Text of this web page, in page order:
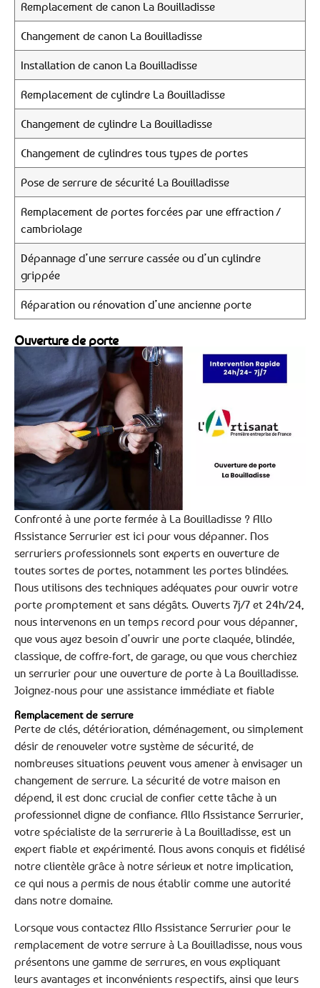
Remplacement de canon La Bouilladisse
Changement de canon La Bouilladisse
Installation de canon La Bouilladisse
Remplacement de cylindre La Bouilladisse
Changement de cylindre La Bouilladisse
Changement de cylindres tous types de portes
Pose de serrure de sécurité La Bouilladisse
Remplacement de portes forcées par une effraction /
cambriolage
Dépannage d’une serrure cassée ou d’un cylindre
grippée
Réparation ou rénovation d’une ancienne porte
Ouverture de porte
Confronté à une porte fermée à La Bouilladisse ? Allo
Assistance Serrurier est ici pour vous dépanner. Nos
serruriers professionnels sont experts en ouverture de
toutes sortes de portes, notamment les portes blindées.
Nous utilisons des techniques adéquates pour ouvrir votre
porte promptement et sans dégâts. Ouverts 7j/7 et 24h/24,
nous intervenons en un temps record pour vous dépanner,
que vous ayez besoin d’ouvrir une porte claquée, blindée,
classique, de coffre-fort, de garage, ou que vous cherchiez
un serrurier pour une ouverture de porte à La Bouilladisse.
Joignez-nous pour une assistance immédiate et fiable
Remplacement de serrure
Perte de clés, détérioration, déménagement, ou simplement
désir de renouveler votre système de sécurité, de
nombreuses situations peuvent vous amener à envisager un
changement de serrure. La sécurité de votre maison en
dépend, il est donc crucial de confier cette tâche à un
professionnel digne de confiance. Allo Assistance Serrurier,
votre spécialiste de la serrurerie à La Bouilladisse, est un
expert fiable et expérimenté. Nous avons conquis et fidélisé
notre clientèle grâce à notre sérieux et notre implication,
ce qui nous a permis de nous établir comme une autorité
dans notre domaine.
Lorsque vous contactez Allo Assistance Serrurier pour le
remplacement de votre serrure à La Bouilladisse, nous vous
présentons une gamme de serrures, en vous expliquant
leurs avantages et inconvénients respectifs, ainsi que leurs